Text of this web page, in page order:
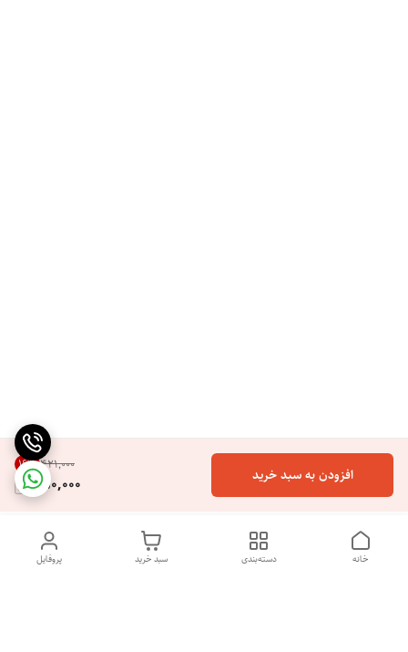
۴۲۱٬۰۰۰ 16%
350,000 افزودن به سبد خرید
پروفایل سبد خرید دسته‌بندی خانه